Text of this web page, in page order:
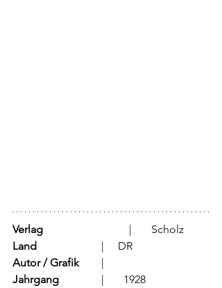
Verlag
			  |	Scholz
Land
			  |     DR
Autor / Grafik
Jahrgang
		  |	1928